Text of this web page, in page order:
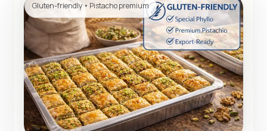
Gluten-friendly • Pistacho premium